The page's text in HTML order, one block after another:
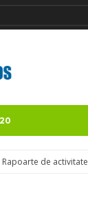
Rapoarte de activitate